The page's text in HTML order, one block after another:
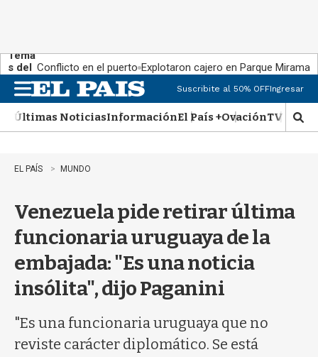
Tema
s del
día:
Conflicto en el puerto Explotaron cajero en Parque Miramar
n
u
Suscribite al 50% OFFIngresar
Últimas NoticiasInformaciónEl País +OvaciónTV Show
M
o
EL PAÍS MUNDO
Venezuela pide retirar última
funcionaria uruguaya de la
embajada: "Es una noticia
insólita", dijo Paganini
"Es una funcionaria uruguaya que no
reviste carácter diplomático. Se está